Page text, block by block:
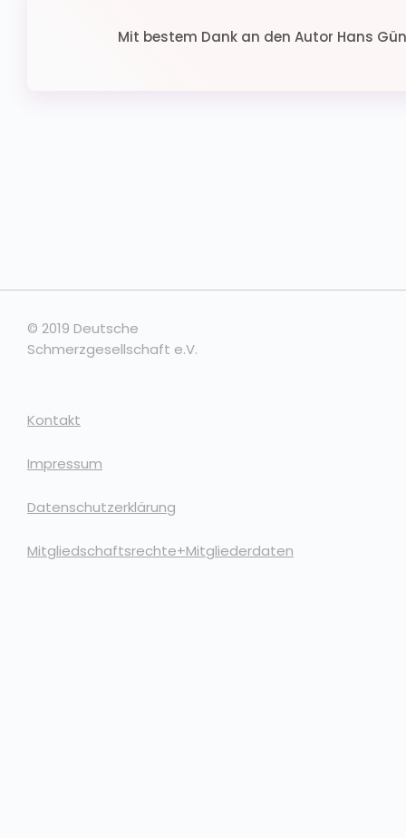
Mit bestem Dank an den Autor Hans
© 2019 Deutsche
Schmerzgesellschaft e.V.
Kontakt
Impressum
Datenschutzerklärung
Mitgliedschaftsrechte+Mitgliederdaten